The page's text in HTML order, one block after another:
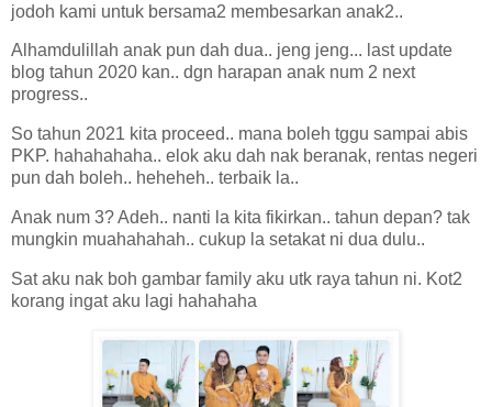
jodoh kami untuk bersama2 membesarkan anak2..
Alhamdulillah anak pun dah dua.. jeng jeng... last update
blog tahun 2020 kan.. dgn harapan anak num 2 next
progress..
So tahun 2021 kita proceed.. mana boleh tggu sampai abis
PKP. hahahahaha.. elok aku dah nak beranak, rentas negeri
pun dah boleh.. heheheh.. terbaik la..
Anak num 3? Adeh.. nanti la kita fikirkan.. tahun depan? tak
mungkin muahahahah.. cukup la setakat ni dua dulu..
Sat aku nak boh gambar family aku utk raya tahun ni. Kot2
korang ingat aku lagi hahahaha